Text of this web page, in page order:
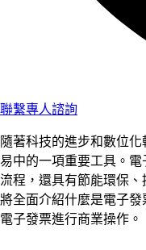
聯繫專人諮詢
隨著科技的進步和數位化
易中的一項重要工具。
流程，還具有節能環保
將全面介紹什麼是電子
電子發票進行商業操作。